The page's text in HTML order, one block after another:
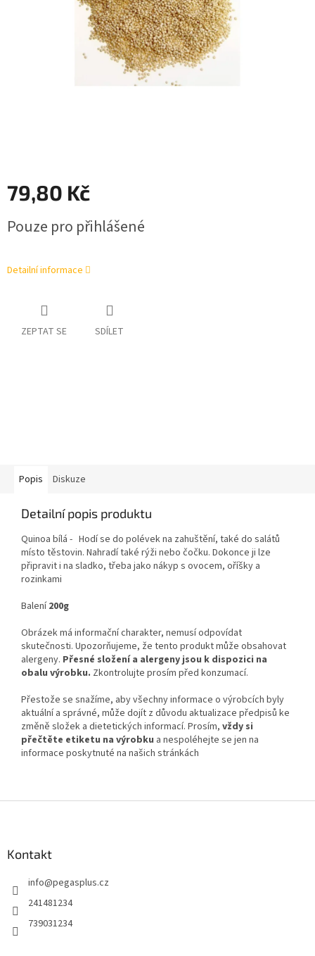
79,80 Kč
cena:
Pouze pro přihlášené
Detailní informace
ZEPTAT SE SDÍLET
Popis Diskuze
Detailní popis produktu
Quinoa bílá - Hodí se do polévek na zahuštění, také do salátů
místo těstovin. Nahradí také rýži nebo čočku. Dokonce ji lze
připravit i na sladko, třeba jako nákyp s ovocem, oříšky a
rozinkami
Balení 200g
Obrázek má informační charakter, nemusí odpovídat
skutečnosti. Upozorňujeme, že tento produkt může obsahovat
alergeny. Přesné složení a alergeny jsou k dispozici na
obalu výrobku. Zkontrolujte prosím před konzumací.
Přestože se snažíme, aby všechny informace o výrobcích byly
aktuální a správné, může dojít z důvodu aktualizace předpisů ke
změně složek a dietetických informací. Prosím, vždy si
přečtěte etiketu na výrobku a nespoléhejte se jen na
informace poskytnuté na našich stránkách
Kontakt
info@pegasplus.cz
241481234
739031234